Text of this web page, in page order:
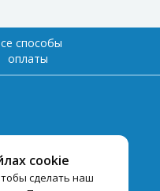
cookie
сделать наш
способы
оплаты